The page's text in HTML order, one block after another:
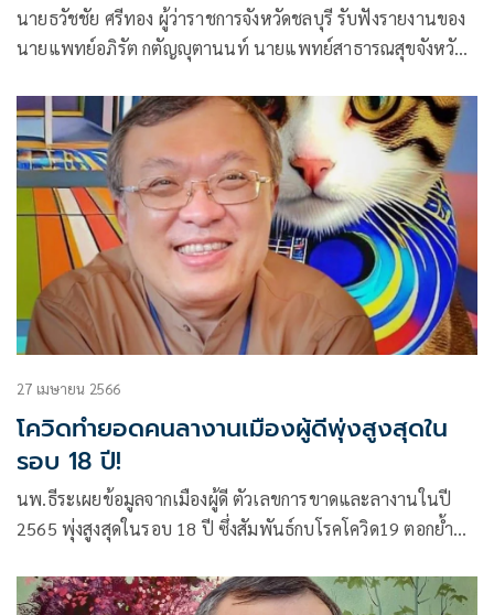
นายธวัชชัย ศรีทอง ผู้ว่าราชการจังหวัดชลบุรี รับฟังรายงานของ
นายแพทย์อภิรัต กตัญญุตานนท์ นายแพทย์สาธารณสุขจังหวัด
27 เมษายน 2566
โควิดทำยอดคนลางานเมืองผู้ดีพุ่งสูงสุดใน
รอบ 18 ปี!
นพ.ธีระเผยข้อมูลจากเมืองผู้ดี ตัวเลขการขาดและลางานในปี
2565 พุ่งสูงสุดในรอบ 18 ปี ซึ่งสัมพันธ์กบโรคโควิด19 ตอกย้ำ